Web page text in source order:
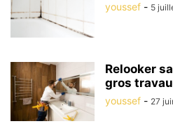
youssef - 5
Relooker
gros
youssef - 27